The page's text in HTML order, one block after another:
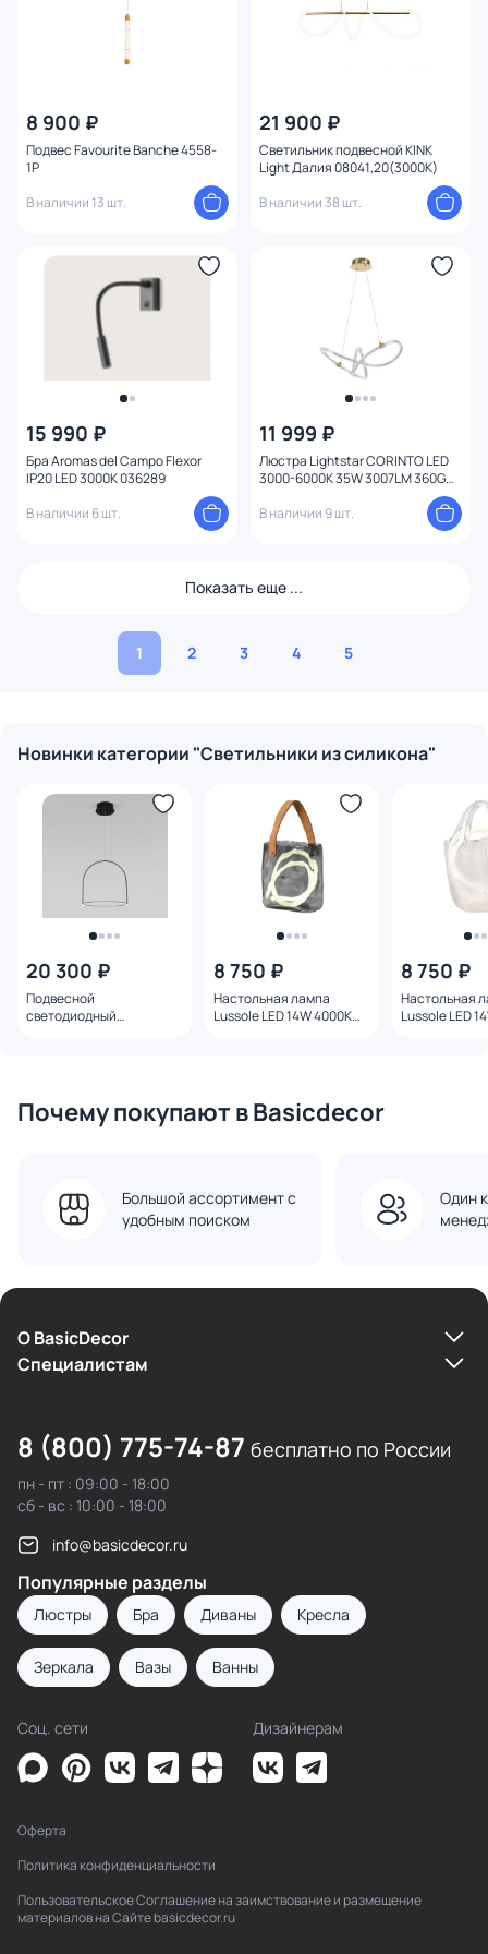
8 900 ₽
Подвес Favourite Banche 4558-
1P
В наличии 13 шт.
21 900 ₽
Светильник подвесной KINK
Light Далия 08041,20(3000K)
В наличии 38 шт.
15 990 ₽
Бра Aromas del Campo Flexor
IP20 LED 3000К 036289
В наличии 6 шт.
11 999 ₽
Люстра Lightstar CORINTO LED
3000-6000K 35W 3007LM 360G
В наличии 9 шт.
Показать еще ...
1 2 3 4 5
Новинки категории "Светильники из силикона"
20 300 ₽
Подвесной
светодиодный
8 750 ₽
Настольная лампа
Lussole LED 14W 4000K
8 750 ₽
Настольная
Lussole LED
Почему покупают в Basicdecor
Большой ассортимент с
удобным поиском
Один
О BasicDecor
Cпециалистам
8 (800) 775-74-87 бесплатно по России
пн - пт : 09:00 - 18:00
сб - вс : 10:00 - 18:00
info@basicdecor.ru
Популярные разделы
Люстры Бра Диваны Кресла
Зеркала Вазы Ванны
Соц. сети Дизайнерам
Оферта
Политика конфиденциальности
Пользовательское Соглашение на заимствование и размещение
материалов на Сайте basicdecor.ru